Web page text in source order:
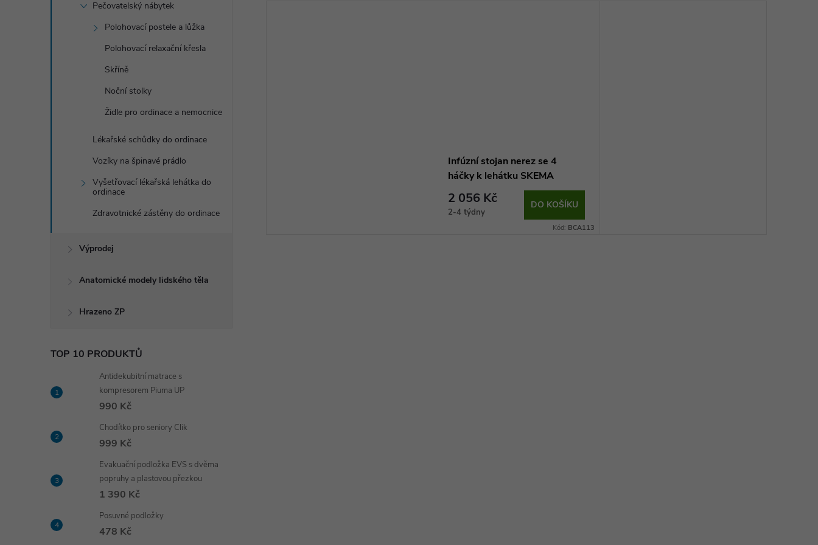
Pečovatelský nábytek
Polohovací postele a lůžka
Polohovací relaxační křesla
Skříně
Noční stolky
Židle pro ordinace a nemocnice
Lékařské schůdky do ordinace
Vozíky na špinavé prádlo
Vyšetřovací lékařská lehátka do
ordinace
Zdravotnické zástěny do ordinace
Výprodej
Anatomické modely lidského těla
Hrazeno ZP
TOP 10 PRODUKTŮ
Antidekubitní matrace s
kompresorem Piuma UP
990 Kč
Chodítko pro seniory Clik
999 Kč
Evakuační podložka EVS s dvěma
popruhy a plastovou přezkou
1 390 Kč
Posuvné podložky
478 Kč
Infúzní stojan nerez se 4
háčky k lehátku SKEMA
2 056 Kč
2-4 týdny
DO KOŠÍKU
Kód: BCA113